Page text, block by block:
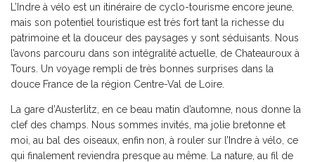
L’Indre à vélo est un itinéraire de cyclo-tourisme encore jeune,
mais son potentiel touristique est très fort tant la richesse du
patrimoine et la douceur des paysages y sont séduisants. Nous
l’avons parcouru dans son intégralité actuelle, de Chateauroux à
Tours. Un voyage rempli de très bonnes surprises dans la
douce France de la région Centre-Val de Loire.
La gare d’Austerlitz, en ce beau matin d’automne, nous donne la
clef des champs. Nous sommes invités, ma jolie bretonne et
moi, au bal des oiseaux, enfin non, à rouler sur l’Indre à vélo, ce
qui finalement reviendra presque au même. La nature, au fil de